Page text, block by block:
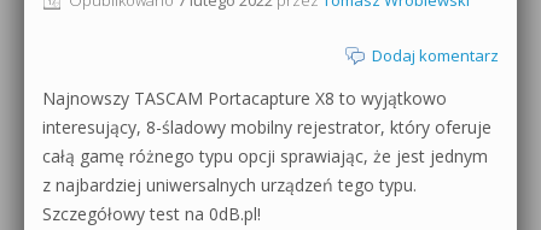
Sylenth1 od podstaw
Sound Forge od podstaw
Dubstep z syntezatorem Massive
Newsletter
Materiały dla mediów
Archiwum aktualności
Dodaj komentarz
Najnowszy TASCAM Portacapture X8 to wyjątkowo
interesujący, 8-śladowy mobilny rejestrator, który oferuje
całą gamę różnego typu opcji sprawiając, że jest jednym
z najbardziej uniwersalnych urządzeń tego typu.
Szczegółowy test na 0dB.pl!